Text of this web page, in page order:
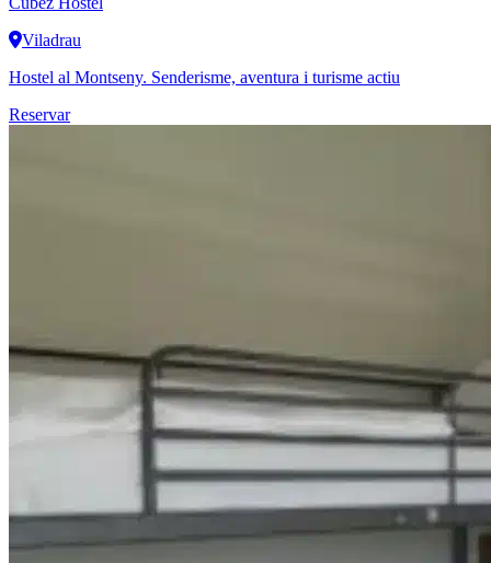
Viladrau
Hostel al Montseny. Senderisme, aventura i turisme actiu
Reservar